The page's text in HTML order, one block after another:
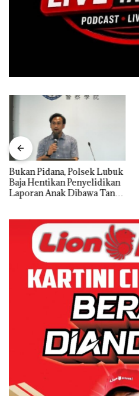
Bukan Pidana, Polsek Lubuk
Baja Hentikan Penyelidikan
Laporan Anak Dibawa Tanpa